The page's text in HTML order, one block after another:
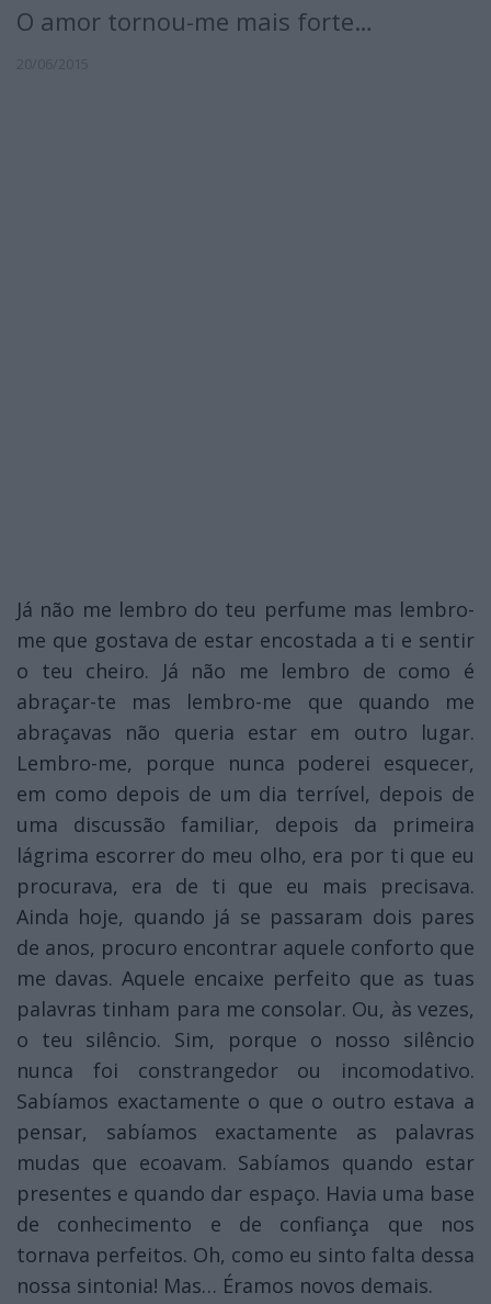
O amor tornou-me mais forte…
Já não me lembro do teu perfume mas lembro-
me que gostava de estar encostada a ti e sentir
o teu cheiro. Já não me lembro de como é
abraçar-te mas lembro-me que quando me
abraçavas não queria estar em outro lugar.
Lembro-me, porque nunca poderei esquecer,
em como depois de um dia terrível, depois de
uma discussão familiar, depois da primeira
lágrima escorrer do meu olho, era por ti que eu
procurava, era de ti que eu mais precisava.
Ainda hoje, quando já se passaram dois pares
de anos, procuro encontrar aquele conforto que
me davas. Aquele encaixe perfeito que as tuas
palavras tinham para me consolar. Ou, às vezes,
o teu silêncio. Sim, porque o nosso silêncio
nunca foi constrangedor ou incomodativo.
Sabíamos exactamente o que o outro estava a
pensar, sabíamos exactamente as palavras
mudas que ecoavam. Sabíamos quando estar
presentes e quando dar espaço. Havia uma base
de conhecimento e de confiança que nos
tornava perfeitos. Oh, como eu sinto falta dessa
nossa sintonia! Mas… Éramos novos demais.